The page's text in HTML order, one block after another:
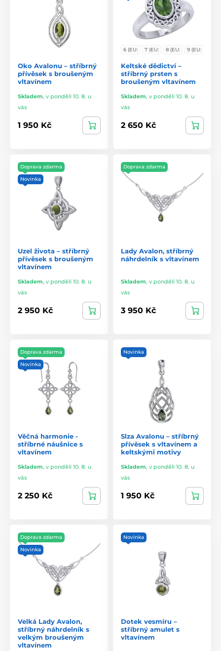
Oko Avalonu – stříbrný
přívěsek s broušeným
vltavínem
Skladem, v pondělí 10. 8. u
vás
1 950 Kč
6 (EU: 7 (EU: 8 (EU: 9 (EU:
Keltské dědictví –
stříbrný prsten s
broušeným vltavínem
Skladem, v pondělí 10. 8. u
vás
2 650 Kč
Doprava zdarma
Novinka
Uzel života – stříbrný
přívěsek s broušeným
vltavínem
Skladem, v pondělí 10. 8. u
vás
2 950 Kč
Doprava zdarma
Lady Avalon, stříbrný
náhrdelník s vltavínem
Skladem, v pondělí 10. 8. u
vás
3 950 Kč
Doprava zdarma
Novinka
Věčná harmonie -
stříbrné náušnice s
vltavínem
Skladem, v pondělí 10. 8. u
vás
2 250 Kč
Novinka
Slza Avalonu – stříbrný
přívěsek s vltavínem a
keltskými motivy
Skladem, v pondělí 10. 8. u
vás
1 950 Kč
Doprava zdarma
Novinka
Velká Lady Avalon,
stříbrný náhrdelník s
velkým broušeným
vltavínem
Novinka
Dotek vesmíru –
stříbrný amulet s
vltavínem